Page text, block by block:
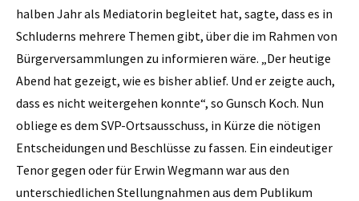
halben Jahr als Mediatorin begleitet hat, sagte, dass es in
Schluderns mehrere Themen gibt, über die im Rahmen von
Bürgerversammlungen zu informieren wäre. „Der heutige
Abend hat gezeigt, wie es bisher ablief. Und er zeigte auch,
dass es nicht weitergehen konnte“, so Gunsch Koch. Nun
obliege es dem SVP-Ortsausschuss, in Kürze die nötigen
Entscheidungen und Beschlüsse zu fassen. Ein eindeutiger
Tenor gegen oder für Erwin Wegmann war aus den
unterschiedlichen Stellungnahmen aus dem Publikum